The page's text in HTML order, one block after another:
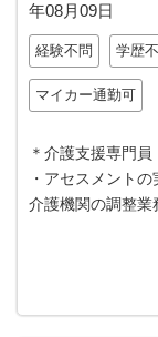
年08月09日
経験不問 学歴
マイカー通勤可
＊介護支援専門
・アセスメント
介護機関の調整業